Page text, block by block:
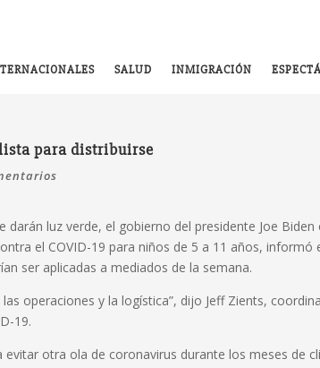
SALUD INMIGRACIÓN
lista para distribuirse
darán luz verde, el gobierno del presidente Joe Biden
el COVID-19 para niños de 5 a 11 años, informó
ser aplicadas a mediados de la semana.
operaciones y la logística”, dijo Jeff Zients,
19.
otra ola de coronavirus durante los meses de